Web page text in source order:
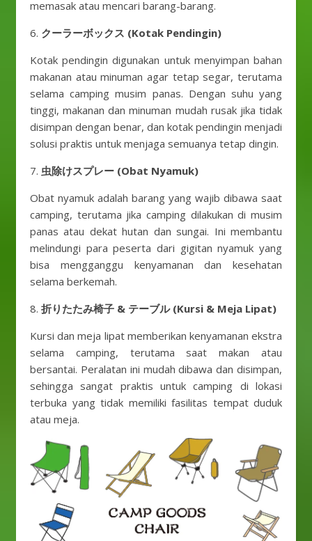
memasak atau mencari barang-barang.
6. クーラーボックス (Kotak Pendingin)
Kotak pendingin digunakan untuk menyimpan bahan
makanan atau minuman agar tetap segar, terutama
selama camping musim panas. Dengan suhu yang
tinggi, makanan dan minuman mudah rusak jika tidak
disimpan dengan benar, dan kotak pendingin menjadi
solusi praktis untuk menjaga semuanya tetap dingin.
7. 虫除けスプレー (Obat Nyamuk)
Obat nyamuk adalah barang yang wajib dibawa saat
camping, terutama jika camping dilakukan di musim
panas atau dekat hutan dan sungai. Ini membantu
melindungi para peserta dari gigitan nyamuk yang
bisa mengganggu kenyamanan dan kesehatan
selama berkemah.
8. 折りたたみ椅子 & テーブル (Kursi & Meja Lipat)
Kursi dan meja lipat memberikan kenyamanan ekstra
selama camping, terutama saat makan atau
bersantai. Peralatan ini mudah dibawa dan disimpan,
sehingga sangat praktis untuk camping di lokasi
terbuka yang tidak memiliki fasilitas tempat duduk
atau meja.